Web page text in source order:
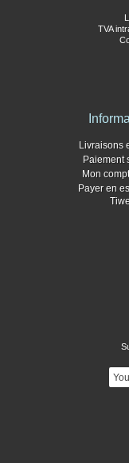
TVA
Livraisons
Paiement
Mon
Payer en